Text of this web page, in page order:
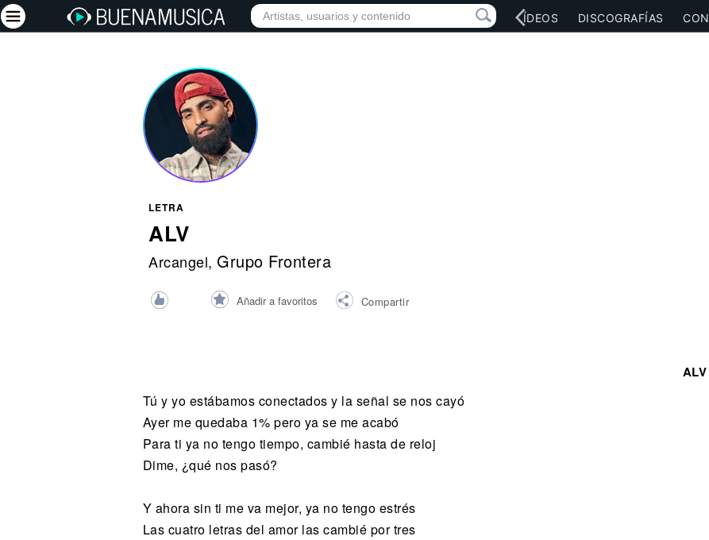
INICIO ARTISTAS RED SOCIAL MÚSICA VÍDEOS DISCOGRAFÍAS
LETRA
ALV
Arcangel, Grupo Frontera
Añadir a favoritos Compartir
Tú y yo estábamos conectados y la señal se nos cayó
Ayer me quedaba 1% pero ya se me acabó
Para ti ya no tengo tiempo, cambié hasta de reloj
Dime, ¿qué nos pasó?
Y ahora sin ti me va mejor, ya no tengo estrés
Las cuatro letras del amor las cambié por tres
ALV